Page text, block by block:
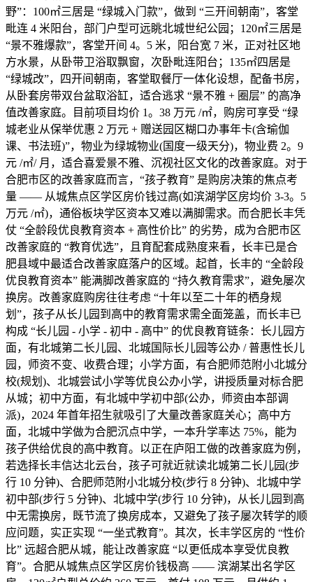
野”：100㎡三居是 “绿城入门款”，做到 “三开间朝南”，客堂
毗连 4 米阳台，部门户型可远眺北城世纪公园；120㎡三居是
“景不雅爆款”，客堂开间 4。5 米，阳台宽 7 米，正对社区地
方水景，从卧带卫浴取飘窗，次卧毗连阳台；135㎡四居是
“绿城改”，四开间朝南，客堂取餐厅一体化设想，配备书房，
从卧套房带双台盆取浴缸，适合逃求 “景不雅 + 圈层” 的高净
值改善家庭。目前项目均价 1。38 万元 /㎡，购房可享受 “绿
城老业从保举优惠 2 万元 + 赠送园区糊口办事年卡(含瑜伽
课、书法班)”，物业为绿城物业(国度一级天分)，物业费 2。9
元 /㎡/ 月，适合喜爱景不雅、沉视社区文化的改善家庭。对于
合肥市区的改善家庭而言，“孩子教育” 是购房决策的焦点考
量 —— 从城焦点区学区房价钱过高(如滨湖学区房均价 3-3。5
万元 /㎡)，通俗板块学区资本又难以满脚需求。而合肥长丰凭
仗 “全龄段优良教育资本 + 高性价比” 的劣势，成为合肥市区
改善家庭的 “教育优选”，且育配套成熟度来看，长丰已是合
肥县域中最适合改善家庭落户的区域。起首，长丰的 “全龄段
优良教育资本” 能满脚改善家庭的 “持久教育需求”，避免屡次
换房。改善家庭购房往往考虑 “十年以至二十年的栖身规
划”，孩子从长儿园到高中的教育需求需全面笼盖，而长丰已
构成 “长儿园 - 小学 - 初中 - 高中” 的优良教育链条：长儿园方
面，有北城第二长儿园、北城国际长儿园等公办 / 普惠性长儿
园，师资不变、收费合理；小学方面，有合肥师范附小北城分
校(规划)、北城尝试小学等优良公办小学，讲授质量对标合肥
从城；初中方面，有北城中学初中部(公办，师资由本部调
派)，2024 年首年招生就吸引了大量改善家庭关心；高中方
面，北城中学做为合肥沉点中学，一本升学率达 75%，能为
孩子供给优良的高中教育。以正在庐阳工做的改善家庭为例，
若选择长丰信达北云台，孩子可就近就读北城第二长儿园(步
行 10 分钟)、合肥师范附小北城分校(步行 8 分钟)、北城中学
初中部(步行 5 分钟)、北城中学(步行 10 分钟)，从长儿园到高
中无需换房，既节流了换房成本，又避免了孩子屡次转学的顺
应问题，实正实现 “一坐式教育”。其次，长丰学区房的 “性价
比” 远超合肥从城，能让改善家庭 “以更低成本享受优良教
育”。合肥从城焦点区学区房价钱极高 —— 滨湖某出名学区